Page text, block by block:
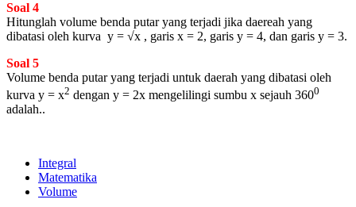
Soal 4
Hitunglah volume benda putar yang terjadi jika daereah yang
dibatasi oleh kurva y = √x , garis x = 2, garis y = 4, dan garis y = 3.
Soal 5
Volume benda putar yang terjadi untuk daerah yang dibatasi oleh
kurva y = x2 dengan y = 2x mengelilingi sumbu x sejauh 3600
adalah..
Integral
Matematika
Volume